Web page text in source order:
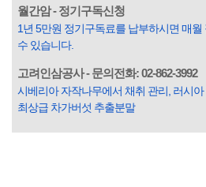
입힌다는 것입니다. 미꾸라
옛말이 그저 허투루 생기지
들은 열심히 살아갑니다.
월간암 - 정기구독신청
1년 5만원 정기구독료를 납부하시면 매
수 있습니다.
고려인삼공사 - 문의전화: 02-862-3992
시베리아 자작나무에서 채취 관리, 러시
최상급 차가버섯 추출분말